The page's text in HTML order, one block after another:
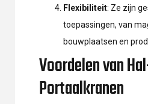
Flexibiliteit: Ze zijn
toepassingen, van
bouwplaatsen en
Voordelen van
Portaalkranen